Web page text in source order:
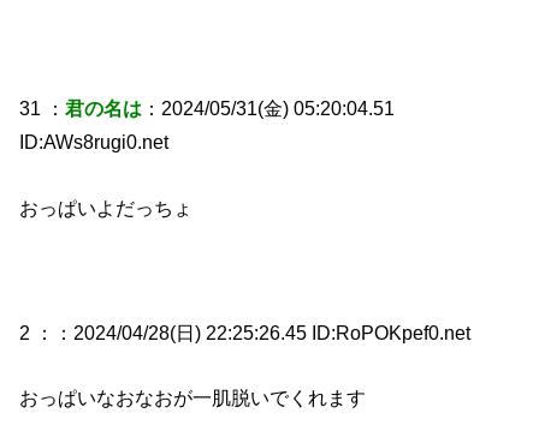
31 ：君の名は ：2024/05/31(金) 05:20:04.51
ID:AWs8rugi0.net
おっぱいよだっちょ
2 ： ：2024/04/28(日) 22:25:26.45 ID:RoPOKpef0.net
おっぱいなおなおが一肌脱いでくれます